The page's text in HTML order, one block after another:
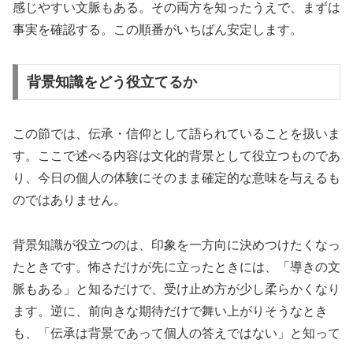
感じやすい文脈もある。その両方を知ったうえで、まずは
事実を確認する。この順番がいちばん安定します。
背景知識をどう役立てるか
この節では、伝承・信仰として語られていることを扱いま
す。ここで述べる内容は文化的背景として役立つものであ
り、今日の個人の体験にそのまま確定的な意味を与えるも
のではありません。
背景知識が役立つのは、印象を一方向に決めつけたくなっ
たときです。怖さだけが先に立ったときには、「導きの文
脈もある」と知るだけで、受け止め方が少し柔らかくなり
ます。逆に、前向きな期待だけで舞い上がりそうなとき
も、「伝承は背景であって個人の答えではない」と知って